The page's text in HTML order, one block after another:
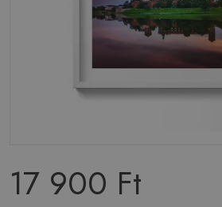
17 900 Ft